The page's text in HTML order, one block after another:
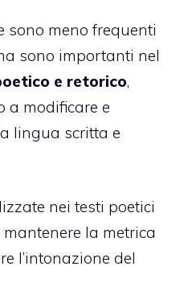
sono meno frequenti
sono importanti nel
e retorico,
a modificare e
lingua scritta e
nei testi poetici
la metrica
l’intonazione del